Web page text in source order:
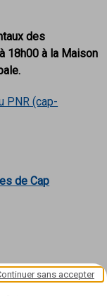
des
18h00 à la Maison
PNR (cap-
de Cap
sans accepter